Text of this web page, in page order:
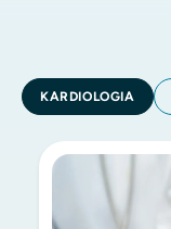
KARDIOLOGIA